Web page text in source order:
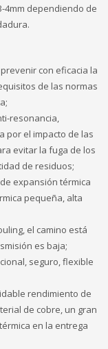
4mm dependiendo de
con eficacia la
de las normas
resonancia,
por el impacto de las
evitar la fuga de los
de residuos;
expansión térmica
pequeña, alta
el camino está
es baja;
seguro, flexible
rendimiento de
de cobre, un gran
en la entrega